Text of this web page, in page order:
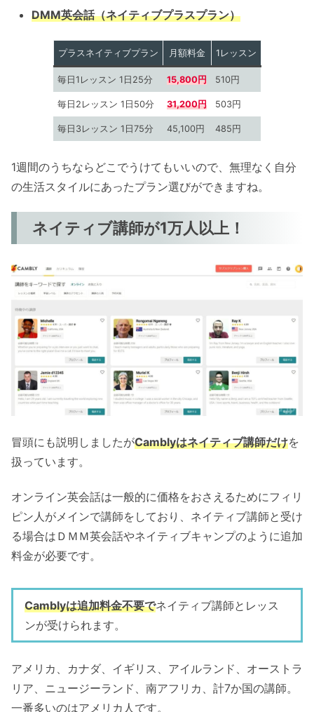
DMM英会話（ネイティブプラスプラン）
プラスネイティブプラン 月額料金 1レッスン
毎日1レッスン 1日25分 15,800円 510円
毎日2レッスン 1日50分 31,200円 503円
毎日3レッスン 1日75分 45,100円 485円
1週間のうちならどこでうけてもいいので、無理なく自分
の生活スタイルにあったプラン選びができますね。
ネイティブ講師が1万人以上！
冒頭にも説明しましたがCamblyはネイティブ講師だけを
扱っています。
オンライン英会話は一般的に価格をおさえるためにフィリ
ピン人がメインで講師をしており、ネイティブ講師と受け
る場合はＤＭＭ英会話やネイティブキャンプのように追加
料金が必要です。
Camblyは追加料金不要でネイティブ講師とレッス
ンが受けられます。
アメリカ、カナダ、イギリス、アイルランド、オーストラ
リア、ニュージーランド、南アフリカ、計7か国の講師。
一番多いのはアメリカ人です。